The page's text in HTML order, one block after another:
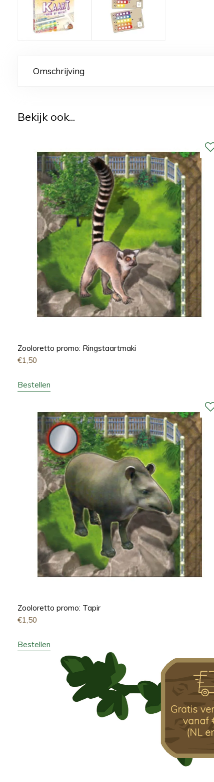
Omschrijving
Bekijk ook...
Zooloretto promo: Ringstaartmaki
€1,50
Bestellen
Zooloretto promo: Tapir
€1,50
Bestellen